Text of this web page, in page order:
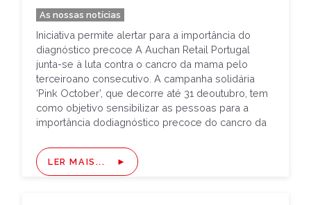
As nossas notícias
Iniciativa permite alertar para a importância do
diagnóstico precoce A Auchan Retail Portugal
junta-se à luta contra o cancro da mama pelo
terceiroano consecutivo. A campanha solidária
‘Pink October’, que decorre até 31 deoutubro, tem
como objetivo sensibilizar as pessoas para a
importância dodiagnóstico precoce do cancro da
[…]
LER MAIS...